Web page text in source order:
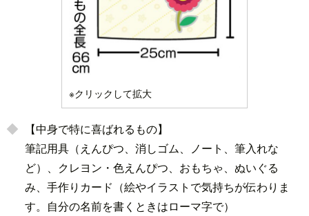
※クリックして拡大
【中身で特に喜ばれるもの】
筆記用具（えんぴつ、消しゴム、ノート、筆入れな
ど）、クレヨン・色えんぴつ、おもちゃ、ぬいぐる
み、手作りカード（絵やイラストで気持ちが伝わりま
す。自分の名前を書くときはローマ字で）